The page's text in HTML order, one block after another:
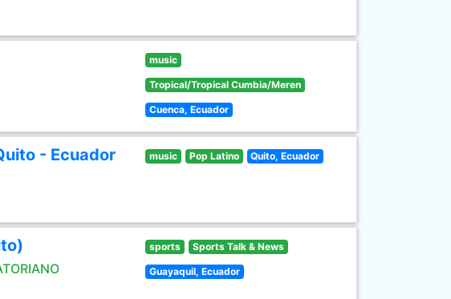
music
Tropical/Tropical Cumbia/Meren
Cuenca, Ecuador
- Ecuador music Pop Latino Quito, Ecuador
sports Sports Talk & News
Guayaquil, Ecuador